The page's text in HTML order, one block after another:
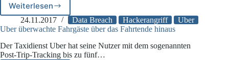
Weiterlesen
Diebstahl
von
Millionen
24.11.2017 Data Breach Hackerangriff
Uber
Uber überwachte Fahrgäste über das Fahrtende hinaus
Der Taxidienst Uber hat seine Nutzer mit dem sogenannten
Post-Trip-Tracking bis zu fünf…